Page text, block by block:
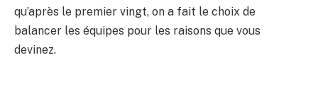
qu’après le premier vingt, on a fait le choix de
balancer les équipes pour les raisons que vous
devinez.